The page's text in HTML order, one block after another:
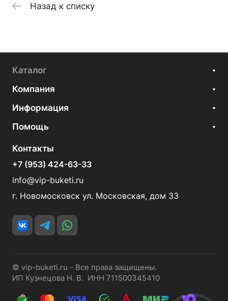
Назад к списку
Каталог
Компания
Информация
Помощь
Контакты
+7 (953) 424-63-33
info@vip-buketi.ru
г. Новомосковск ул. Московская, дом 33
© vip-buketi.ru - Все права защищены.
ИП Кузнецова Н. В. ИНН 711500345410